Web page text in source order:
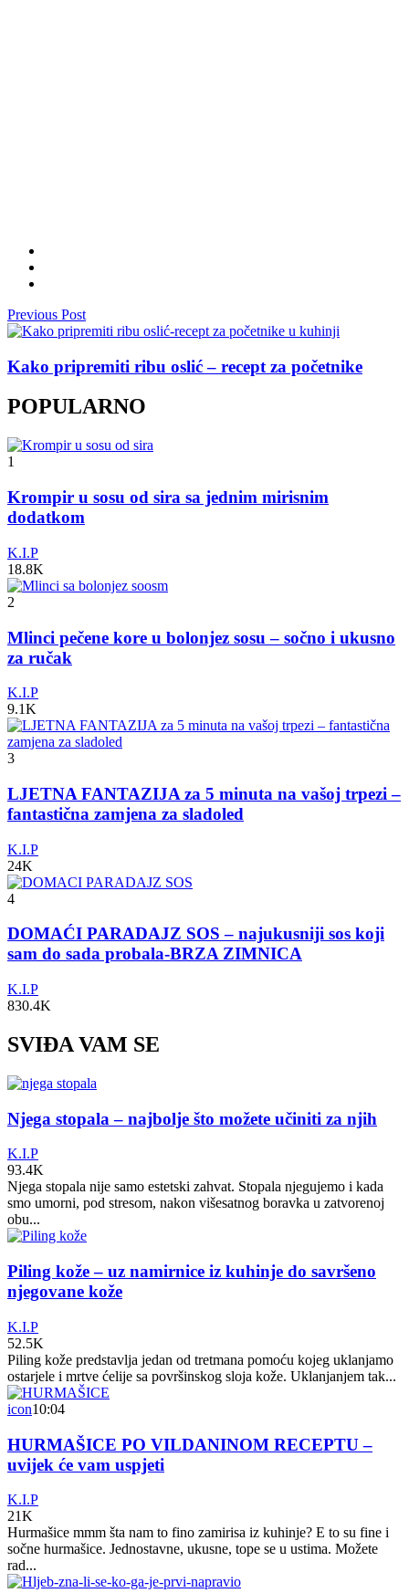
Previous Post
Kako pripremiti ribu oslić – recept za početnike
POPULARNO
1
Krompir u sosu od sira sa jednim mirisnim
dodatkom
K.I.P
18.8K
2
Mlinci pečene kore u bolonjez sosu – sočno i ukusno
za ručak
K.I.P
9.1K
3
LJETNA FANTAZIJA za 5 minuta na vašoj trpezi –
fantastična zamjena za sladoled
K.I.P
24K
4
DOMAĆI PARADAJZ SOS – najukusniji sos koji
sam do sada probala-BRZA ZIMNICA
K.I.P
830.4K
SVIĐA VAM SE
Njega stopala – najbolje što možete učiniti za njih
K.I.P
93.4K
Njega stopala nije samo estetski zahvat. Stopala njegujemo i kada
smo umorni, pod stresom, nakon višesatnog boravka u zatvorenoj
obu...
Piling kože – uz namirnice iz kuhinje do savršeno
njegovane kože
K.I.P
52.5K
Piling kože predstavlja jedan od tretmana pomoću kojeg uklanjamo
ostarjele i mrtve ćelije sa površinskog sloja kože. Uklanjanjem tak...
icon10:04
HURMAŠICE PO VILDANINOM RECEPTU –
uvijek će vam uspjeti
K.I.P
21K
Hurmašice mmm šta nam to fino zamirisa iz kuhinje? E to su fine i
sočne hurmašice. Jednostavne, ukusne, tope se u ustima. Možete
rad...